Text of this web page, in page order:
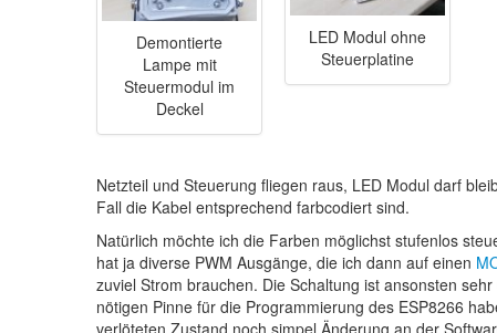
Demontierte
Lampe mit
Steuermodul im
Deckel
LED Modul ohne
Steuerplatine
Netzteil und Steuerung fliegen raus, LED Modul darf
Fall die Kabel entsprechend farbcodiert sind.
Natürlich möchte ich die Farben möglichst stufenlos
hat ja diverse PWM Ausgänge, die ich dann auf einen
zuviel Strom brauchen. Die Schaltung ist ansonsten
nötigen Pinne für die Programmierung des ESP8266
verlöteten Zustand noch simpel Änderung an der